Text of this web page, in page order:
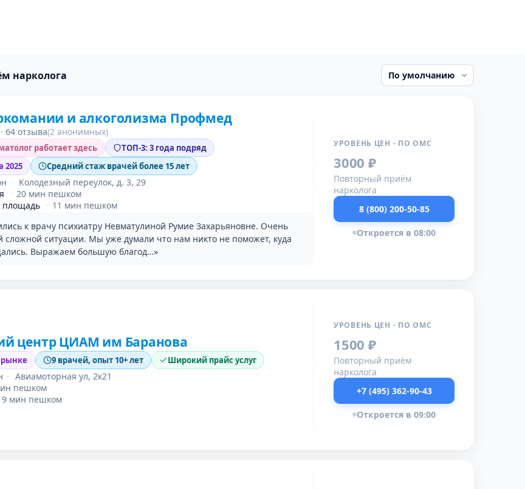
нарколога
и алкоголизма Профмед
· 64 отзыва(2 анонимных)
работает здесь
ТОП-3: 3 года подряд
2025
Средний стаж врачей более 15 лет
·
Колодезный переулок, д. 3, 29
· 20 мин пешком
площадь · 11 мин пешком
к врачу психиатру Невматулиной Румие Захарьяновне. Очень
сложной ситуации. Мы уже думали что нам никто не поможет, куда
Выражаем большую благод…»
УРОВЕНЬ ЦЕН - ПО ОМС
3000 ₽
Повторный приём
нарколога
8 (800) 200-50-85
Откроется в 08:00
центр ЦИАМ им Баранова
рынке 9 врачей, опыт 10+ лет Широкий прайс услуг
· Авиамоторная ул, 2к21
пешком
9 мин пешком
УРОВЕНЬ ЦЕН - ПО ОМС
1500 ₽
Повторный приём
нарколога
+7 (495) 362-90-43
Откроется в 09:00